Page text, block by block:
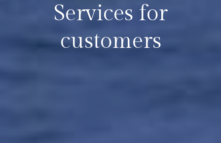
Services for
customers